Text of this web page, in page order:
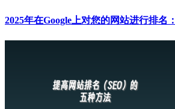
2025年在Google上对您的网站进行排名